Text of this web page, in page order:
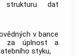
dat
v bance
za úplnost a
styku,